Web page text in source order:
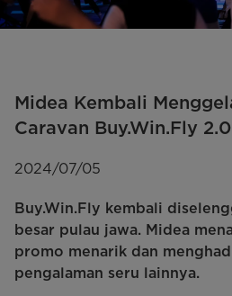
Midea Kembali
Caravan Buy.Win.Fly 2.0
Buy.Win.Fly kembali
besar pulau jawa. Midea
promo menarik dan
pengalaman seru lainnya.
2024/07/05